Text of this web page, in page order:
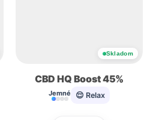
Skladom
CBD HQ Boost 45%
Jemné 😌 Relax